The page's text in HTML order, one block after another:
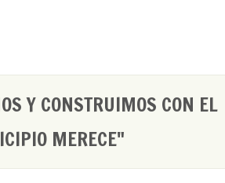
Y CONSTRUIMOS CON EL
MERECE"